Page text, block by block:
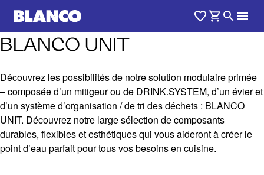
BLANCO UNIT
Découvrez les possibilités de notre solution modulaire primée
– composée d’un mitigeur ou de DRINK.SYSTEM, d’un évier et
d’un système d’organisation / de tri des déchets : BLANCO
UNIT. Découvrez notre large sélection de composants
durables, flexibles et esthétiques qui vous aideront à créer le
point d’eau parfait pour tous vos besoins en cuisine.